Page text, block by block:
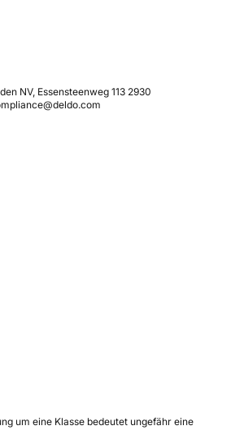
NV, Essensteenweg 113 2930
um eine Klasse bedeutet ungefähr eine